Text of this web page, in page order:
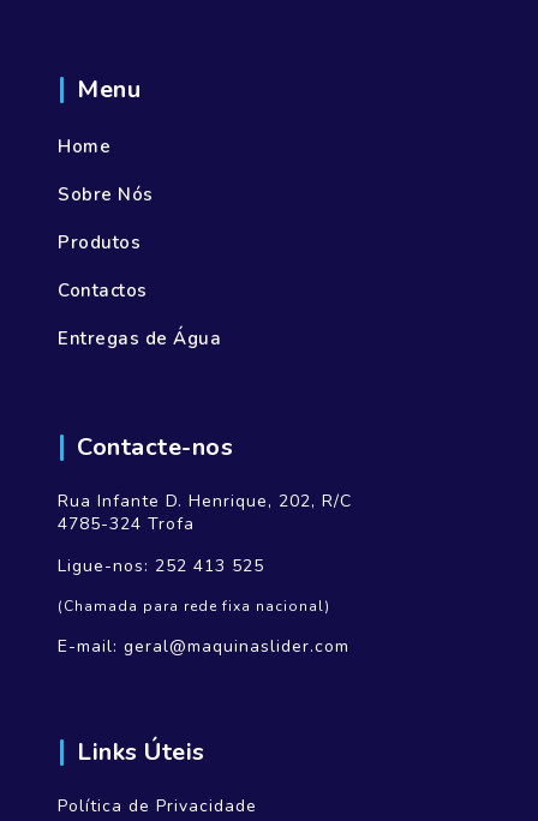
Menu
Home
Sobre Nós
Produtos
Contactos
Entregas de Água
Contacte-nos
Rua Infante D. Henrique, 202, R/C
4785-324 Trofa
Ligue-nos: 252 413 525
(Chamada para rede fixa nacional)
E-mail: geral@maquinaslider.com
Links Úteis
Política de Privacidade